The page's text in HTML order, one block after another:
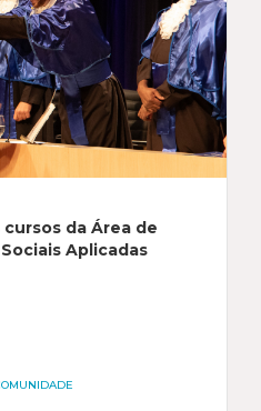
da Área de
Aplicadas